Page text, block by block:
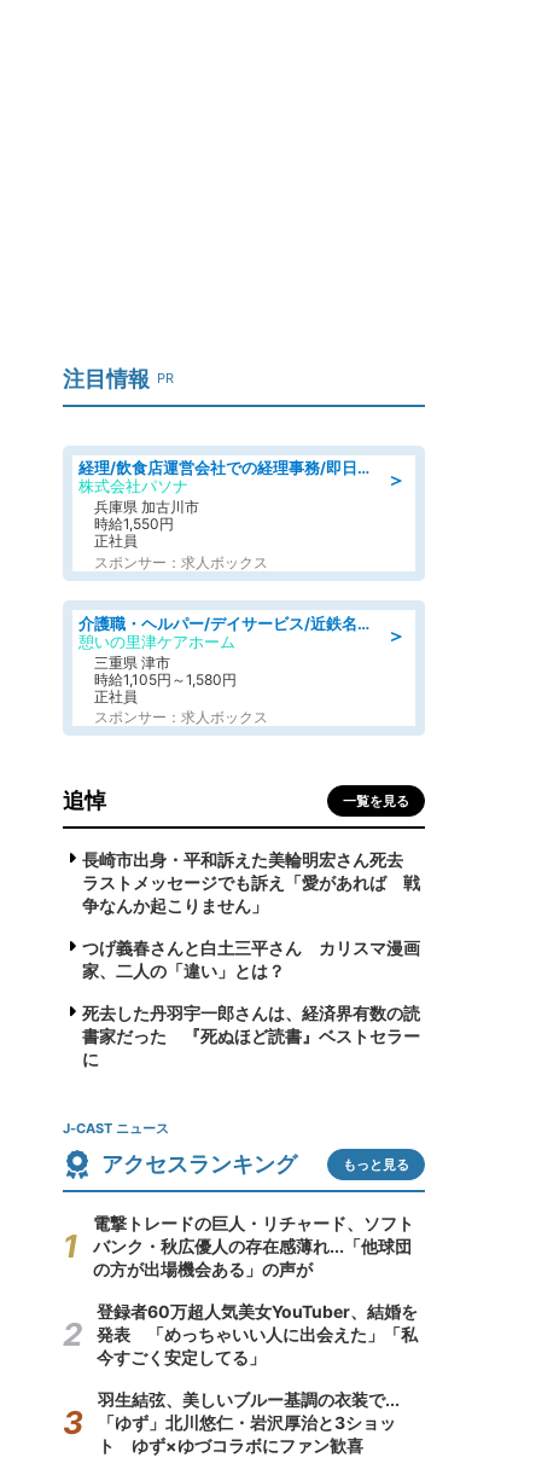
注目情報 PR
＞
経理/飲食店運営会社での経理事務/即日勤務可/車通勤可/経理/一般事務
株式会社パソナ
兵庫県 加古川市
時給1,550円
正社員
スポンサー：求人ボックス
＞
介護職・ヘルパー/デイサービス/近鉄名古屋線 高田本山/津市/三重県
憩いの里津ケアホーム
三重県 津市
時給1,105円～1,580円
正社員
スポンサー：求人ボックス
追悼 一覧を見る
長崎市出身・平和訴えた美輪明宏さん死去
ラストメッセージでも訴え「愛があれば 戦
争なんか起こりません」
つげ義春さんと白土三平さん カリスマ漫画
家、二人の「違い」とは？
死去した丹羽宇一郎さんは、経済界有数の読
書家だった 『死ぬほど読書』ベストセラー
に
J-CAST ニュース
アクセスランキング もっと見る
電撃トレードの巨人・リチャード、ソフト
バンク・秋広優人の存在感薄れ...「他球団
の方が出場機会ある」の声が
登録者60万超人気美女YouTuber、結婚を
発表 「めっちゃいい人に出会えた」「私
今すごく安定してる」
羽生結弦、美しいブルー基調の衣装で...
「ゆず」北川悠仁・岩沢厚治と3ショッ
ト ゆず×ゆづコラボにファン歓喜